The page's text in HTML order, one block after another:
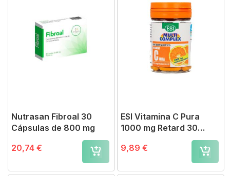
Nutrasan Fibroal 30
Cápsulas de 800 mg
20,74 €
ESI Vitamina C Pura
1000 mg Retard 30
9,89 €